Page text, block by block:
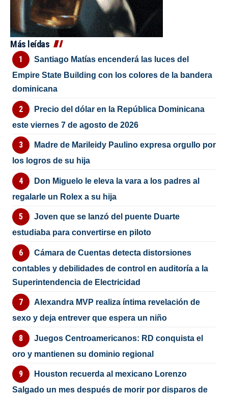
Más leídas
Santiago Matías encenderá las luces del
Empire State Building con los colores de la bandera
dominicana
Precio del dólar en la República Dominicana
este viernes 7 de agosto de 2026
Madre de Marileidy Paulino expresa orgullo por
los logros de su hija
Don Miguelo le eleva la vara a los padres al
regalarle un Rolex a su hija
Joven que se lanzó del puente Duarte
estudiaba para convertirse en piloto
Cámara de Cuentas detecta distorsiones
contables y debilidades de control en auditoría a la
Superintendencia de Electricidad
Alexandra MVP realiza íntima revelación de
sexo y deja entrever que espera un niño
Juegos Centroamericanos: RD conquista el
oro y mantienen su dominio regional
Houston recuerda al mexicano Lorenzo
Salgado un mes después de morir por disparos de